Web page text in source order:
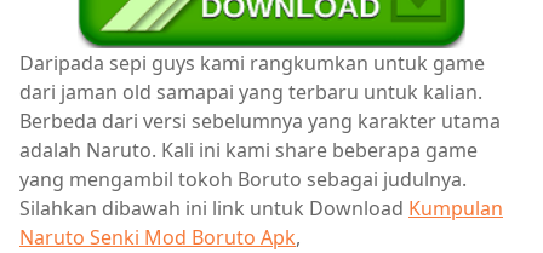
Daripada sepi guys kami rangkumkan untuk game
dari jaman old samapai yang terbaru untuk kalian.
Berbeda dari versi sebelumnya yang karakter utama
adalah Naruto. Kali ini kami share beberapa game
yang mengambil tokoh Boruto sebagai judulnya.
Silahkan dibawah ini link untuk Download Kumpulan
Naruto Senki Mod Boruto Apk,